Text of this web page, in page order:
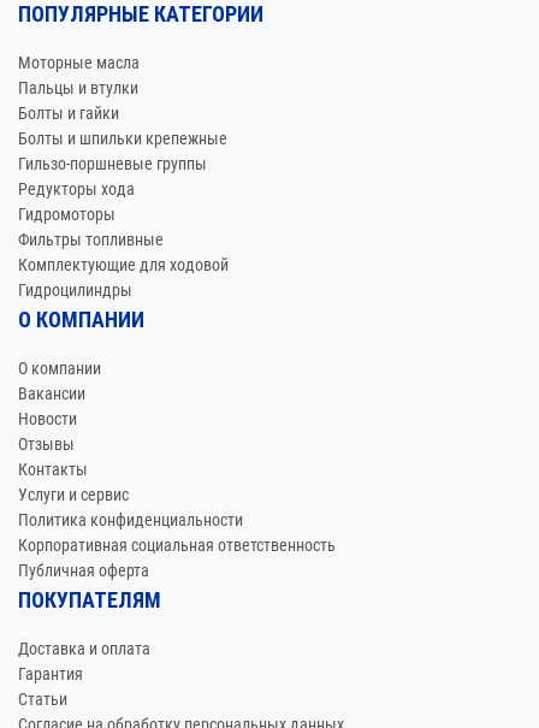
ПОПУЛЯРНЫЕ КАТЕГОРИИ
Моторные масла
Пальцы и втулки
Болты и гайки
Болты и шпильки крепежные
Гильзо-поршневые группы
Редукторы хода
Гидромоторы
Фильтры топливные
Комплектующие для ходовой
Гидроцилиндры
О КОМПАНИИ
О компании
Вакансии
Новости
Отзывы
Контакты
Услуги и сервис
Политика конфиденциальности
Корпоративная социальная ответственность
Публичная оферта
ПОКУПАТЕЛЯМ
Доставка и оплата
Гарантия
Статьи